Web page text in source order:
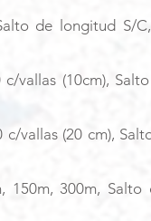
de longitud S/
c/vallas (10cm),
c/vallas (20 cm),
150m, 300m,